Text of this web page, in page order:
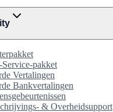
pakket
Vertalingen
Bankvertalingen
& Overheidsupport